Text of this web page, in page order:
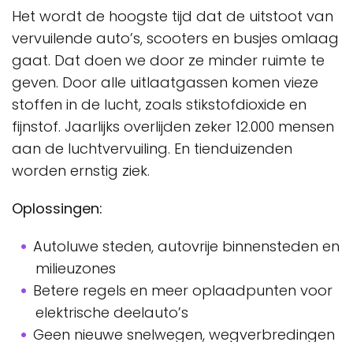
Het wordt de hoogste tijd dat de uitstoot van
vervuilende auto’s, scooters en busjes omlaag
gaat. Dat doen we door ze minder ruimte te
geven. Door alle uitlaatgassen komen vieze
stoffen in de lucht, zoals stikstofdioxide en
fijnstof. Jaarlijks overlijden zeker 12.000 mensen
aan de luchtvervuiling. En tienduizenden
worden ernstig ziek.
Oplossingen:
Autoluwe steden, autovrije binnensteden en
milieuzones
Betere regels en meer oplaadpunten voor
elektrische deelauto’s
Geen nieuwe snelwegen, wegverbredingen